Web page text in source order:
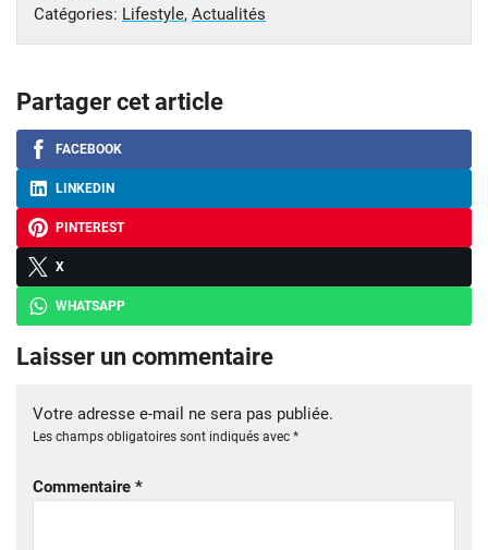
Catégories: Lifestyle, Actualités
Partager cet article
FACEBOOK
LINKEDIN
PINTEREST
X
WHATSAPP
Laisser un commentaire
Votre adresse e-mail ne sera pas publiée.
Les champs obligatoires sont indiqués avec *
Commentaire *